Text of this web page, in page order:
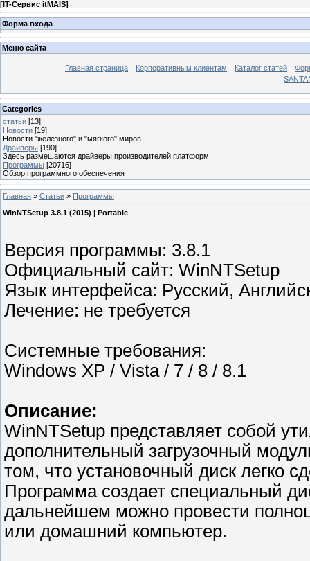
[IT-Сервис itMAIS]
Форма входа
Меню сайта
Главная страница Корпоративным клиентам Каталог статей
Categories
статьи [13]
Новости [19]
Новости "железного" и "мягкого" миров
Драйверы [190]
Здесь размешаются драйверы производителей платформ
Программы [20716]
Обзор программного обеспечения
Главная » Статьи » Программы
WinNTSetup 3.8.1 (2015) | Portable
Версия программы: 3.8.1
Официальный сайт: WinNTSetup
Язык интерфейса: Русский,
Лечение: не требуется
Системные требования:
Windows XP / Vista / 7 / 8 / 8.1
Описание:
WinNTSetup представляет собой
дополнительный загрузочный
том, что установочный диск легко
Программа создает специальный
дальнейшем можно провести
или домашний компьютер.